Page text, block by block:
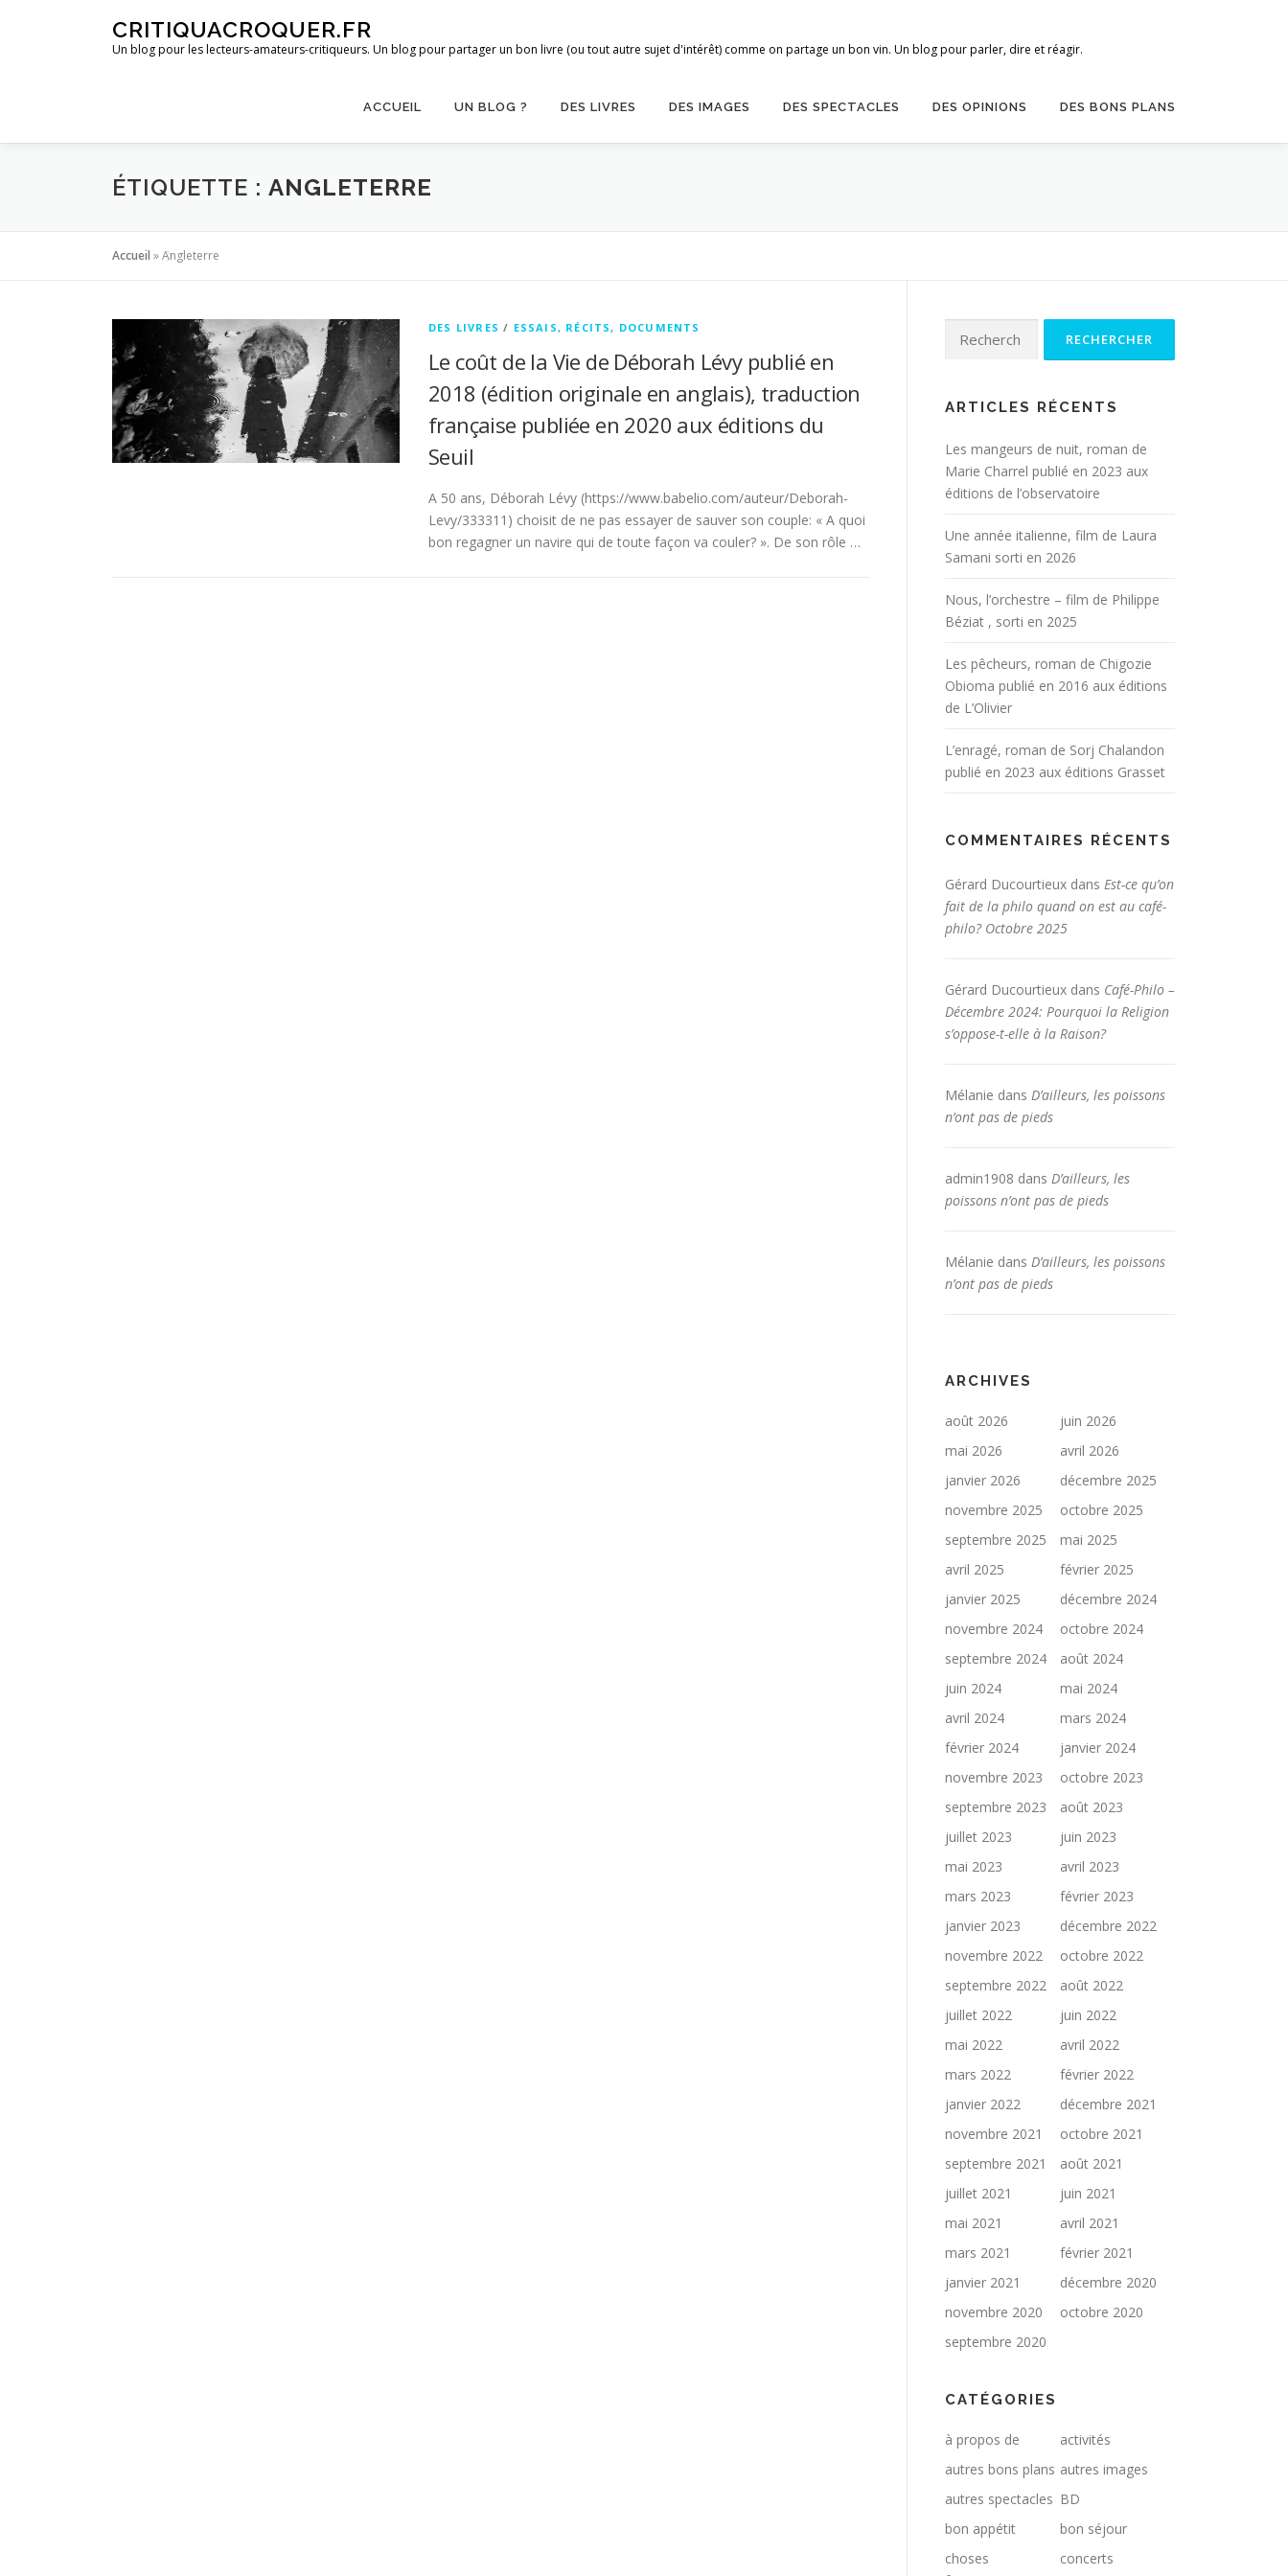
CRITIQUACROQUER.FR
Un blog pour les lecteurs-amateurs-critiqueurs. Un blog pour partager un bon livre (ou tout autre sujet d'intérêt) comme on partage un bon vin. Un blog pour parler, dire et réagir.
ACCUEIL UN BLOG ? DES LIVRES DES IMAGES DES SPECTACLES DES OPINIONS DES BONS PLANS
ÉTIQUETTE : ANGLETERRE
Accueil »Angleterre
DES LIVRES / ESSAIS, RÉCITS, DOCUMENTS
Le coût de la Vie de Déborah Lévy publié en
2018 (édition originale en anglais), traduction
française publiée en 2020 aux éditions du
Seuil
A 50 ans, Déborah Lévy (https://www.babelio.com/auteur/Deborah-
Levy/333311) choisit de ne pas essayer de sauver son couple: « A quoi
bon regagner un navire qui de toute façon va couler? ». De son rôle …
ARTICLES RÉCENTS
Les mangeurs de nuit, roman de
Marie Charrel publié en 2023 aux
éditions de l’observatoire
Une année italienne, film de Laura
Samani sorti en 2026
Nous, l’orchestre – film de Philippe
Béziat , sorti en 2025
Les pêcheurs, roman de Chigozie
Obioma publié en 2016 aux éditions
de L’Olivier
L’enragé, roman de Sorj Chalandon
publié en 2023 aux éditions Grasset
COMMENTAIRES RÉCENTS
Gérard Ducourtieux dans Est-ce qu’on
fait de la philo quand on est au café-
philo? Octobre 2025
Gérard Ducourtieux dans Café-Philo –
Décembre 2024: Pourquoi la Religion
s’oppose-t-elle à la Raison?
Mélanie dans D’ailleurs, les poissons
n’ont pas de pieds
admin1908 dans D’ailleurs, les
poissons n’ont pas de pieds
Mélanie dans D’ailleurs, les poissons
n’ont pas de pieds
ARCHIVES
août 2026
juin 2026
mai 2026
avril 2026
janvier 2026
décembre 2025
novembre 2025
octobre 2025
septembre 2025
mai 2025
avril 2025
février 2025
janvier 2025
décembre 2024
novembre 2024
octobre 2024
septembre 2024
août 2024
juin 2024
mai 2024
avril 2024
mars 2024
février 2024
janvier 2024
novembre 2023
octobre 2023
septembre 2023
août 2023
juillet 2023
juin 2023
mai 2023
avril 2023
mars 2023
février 2023
janvier 2023
décembre 2022
novembre 2022
octobre 2022
septembre 2022
août 2022
juillet 2022
juin 2022
mai 2022
avril 2022
mars 2022
février 2022
janvier 2022
décembre 2021
novembre 2021
octobre 2021
septembre 2021
août 2021
juillet 2021
juin 2021
mai 2021
avril 2021
mars 2021
février 2021
janvier 2021
décembre 2020
novembre 2020
octobre 2020
septembre 2020
CATÉGORIES
à propos de
activités
autres bons plans autres images
autres spectacles BD
bon appétit
bon séjour
choses
concerts